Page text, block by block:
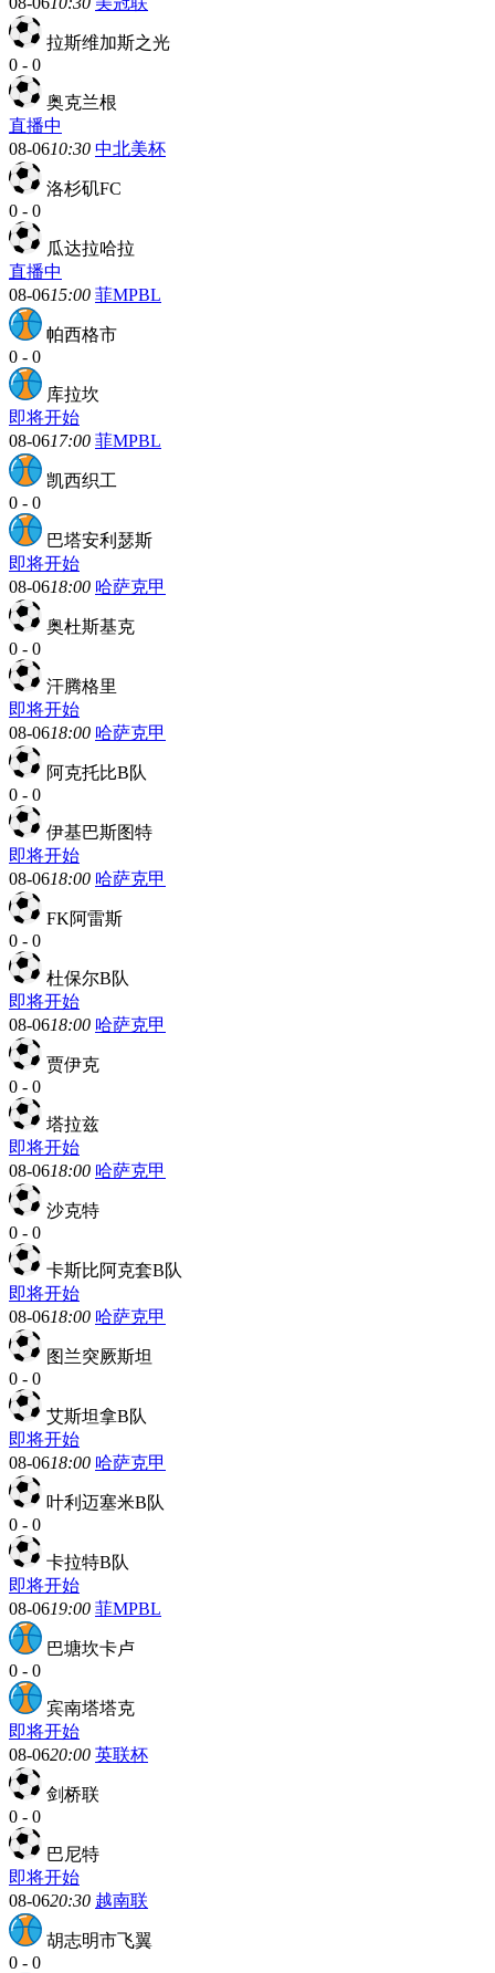
拉斯维加斯之光
0 - 0
奥克兰根
直播中
08-0610:30 中北美杯
洛杉矶FC
0 - 0
瓜达拉哈拉
直播中
08-0615:00 菲MPBL
帕西格市
0 - 0
库拉坎
即将开始
08-0617:00 菲MPBL
凯西织工
0 - 0
巴塔安利瑟斯
即将开始
08-0618:00 哈萨克甲
奥杜斯基克
0 - 0
汗腾格里
即将开始
08-0618:00 哈萨克甲
阿克托比B队
0 - 0
伊基巴斯图特
即将开始
08-0618:00 哈萨克甲
FK阿雷斯
0 - 0
杜保尔B队
即将开始
08-0618:00 哈萨克甲
贾伊克
0 - 0
塔拉兹
即将开始
08-0618:00 哈萨克甲
沙克特
0 - 0
卡斯比阿克套B队
即将开始
08-0618:00 哈萨克甲
图兰突厥斯坦
0 - 0
艾斯坦拿B队
即将开始
08-0618:00 哈萨克甲
叶利迈塞米B队
0 - 0
卡拉特B队
即将开始
08-0619:00 菲MPBL
巴塘坎卡卢
0 - 0
宾南塔塔克
即将开始
08-0620:00 英联杯
剑桥联
0 - 0
巴尼特
即将开始
08-0620:30 越南联
胡志明市飞翼
0 - 0